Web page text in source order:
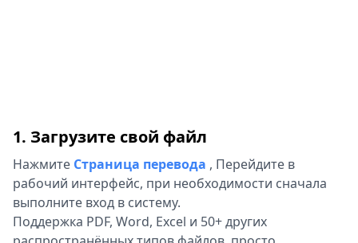
1. Загрузите свой файл
Нажмите Страница перевода , Перейдите в
рабочий интерфейс, при необходимости сначала
выполните вход в систему.
Поддержка PDF, Word, Excel и 50+ других